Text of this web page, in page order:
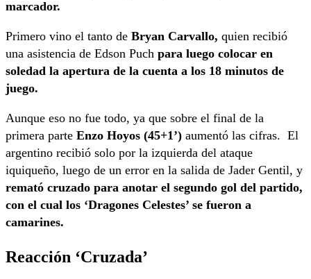
marcador.
Primero vino el tanto de Bryan Carvallo, quien recibió
una asistencia de Edson Puch para luego colocar en
soledad la apertura de la cuenta a los 18 minutos de
juego.
Aunque eso no fue todo, ya que sobre el final de la
primera parte Enzo Hoyos (45+1’) aumentó las cifras. El
argentino recibió solo por la izquierda del ataque
iquiqueño, luego de un error en la salida de Jader Gentil, y
remató cruzado para anotar el segundo gol del partido,
con el cual los ‘Dragones Celestes’ se fueron a
camarines.
Reacción ‘Cruzada’